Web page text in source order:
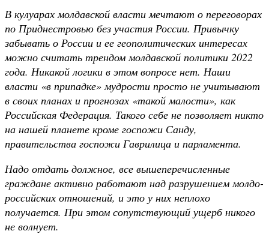
В кулуарах молдавской власти мечтают о переговорах
по Приднестровью без участия России. Привычку
забывать о России и ее геополитических интересах
можно считать трендом молдавской политики 2022
года. Никакой логики в этом вопросе нет. Наши
власти «в припадке» мудрости просто не учитывают
в своих планах и прогнозах «такой малости», как
Российская Федерация. Такого себе не позволяет никто
на нашей планете кроме госпожи Санду,
правительства госпожи Гаврилица и парламента.
Надо отдать должное, все вышеперечисленные
граждане активно работают над разрушением молдо-
российских отношений, и это у них неплохо
получается. При этом сопутствующий ущерб никого
не волнует.